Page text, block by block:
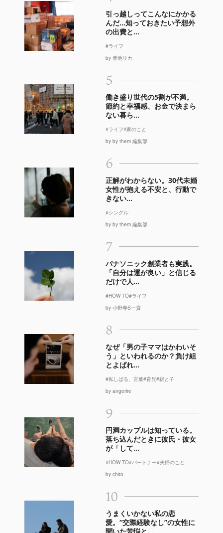
引っ越しってこんなにかかる
んだ…知っておきたい予想外
の出費と...
#ライフ
by 赤池リカ
5
働き盛り世代の5割が不満。
節約と幸福感、お金で決まら
ない暮ら...
#ライフ#家のこと
by by them 編集部
6
正解がわからない。30代未婚
女性が抱える不安と、行動で
きない...
#シングル
by by them 編集部
7
パナソニック創業者も実践。
「自分は運が良い」と信じる
だけで人...
#HOW TO#ライフ
by 小野寺S一貴
8
なぜ「男の子ママはかわいそ
う」といわれるのか？負け組
とよばれ...
#私しばる、言葉#育児#親と子
by angerire
9
円満カップルは知っている。
落ち込んだときに彼氏・彼女
が「して...
#HOW TO#パートナー#夫婦のこと
by chito
10
うまくいかない私の恋
愛。“交際経験なし”の女性に